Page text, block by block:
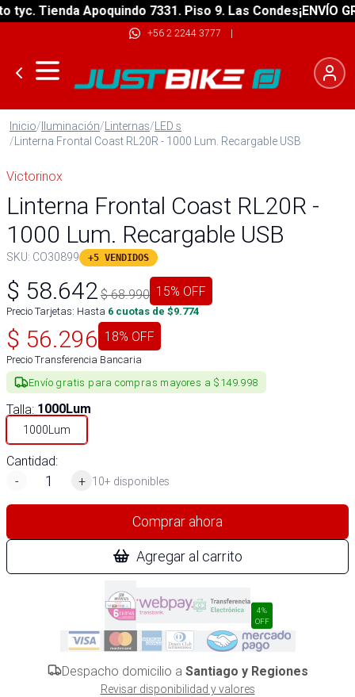
Tienda Apoquindo 7331. Piso 9. Las Condes¡ENVÍO
+56 2 2244 3777 |
Inicio/Iluminación/Linternas/LED s
/Linterna Frontal Coast RL20R - 1000 Lum. Recargable USB
Victorinox
Linterna Frontal Coast RL20R -
1000 Lum. Recargable USB
SKU: CO30899 +5 VENDIDOS
$ 58.642 $68.990 15% OFF
Precio Tarjetas: Hasta 6 cuotas de $9.774
$ 56.296 18% OFF
Precio Transferencia Bancaria
Envío gratis para compras mayores a $149.998
Talla: 1000Lum
1000Lum
Cantidad:
-
+ 10+ disponibles
Comprar ahora
Agregar al carrito
4%
OFF
Despacho domicilio a Santiago y Regiones
Revisar disponibilidad y valores